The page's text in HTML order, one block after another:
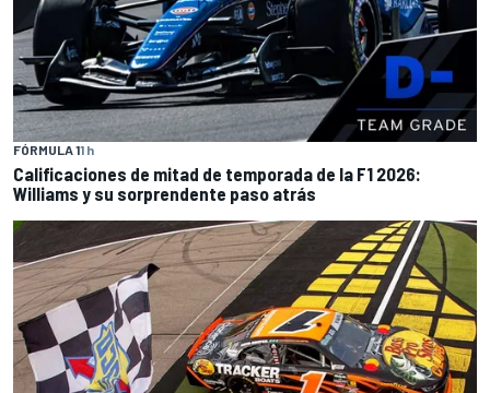
FÓRMULA 11 h
Calificaciones de mitad de temporada de la F1 2026:
Williams y su sorprendente paso atrás